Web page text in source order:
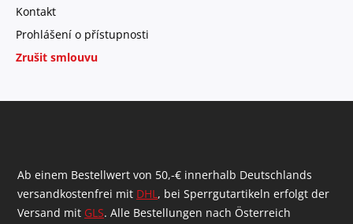
Kontakt
Prohlášení o přístupnosti
Zrušit smlouvu
Ab einem Bestellwert von 50,-€ innerhalb Deutschlands
versandkostenfrei mit DHL , bei Sperrgutartikeln erfolgt der
Versand mit GLS. Alle Bestellungen nach Österreich